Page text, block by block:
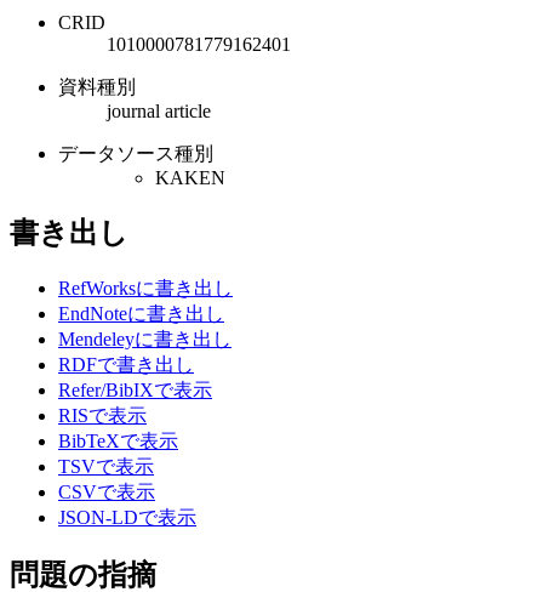
CRID
1010000781779162401
資料種別
journal article
データソース種別
KAKEN
書き出し
RefWorksに書き出し
EndNoteに書き出し
Mendeleyに書き出し
RDFで書き出し
Refer/BibIXで表示
RISで表示
BibTeXで表示
TSVで表示
CSVで表示
JSON-LDで表示
問題の指摘